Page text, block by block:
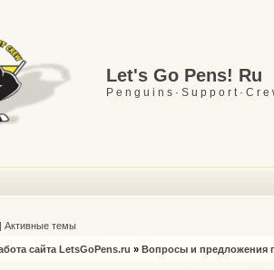
Let's Go Pens! Ru
P e n g u i n s · S u p p o r t · C r e
| Активные темы
сайта LetsGoPens.ru » Вопросы и предложения